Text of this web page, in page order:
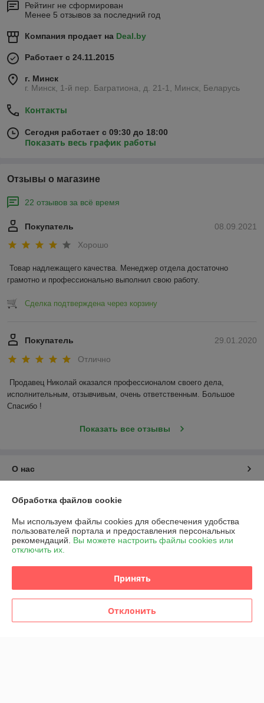
Рейтинг не сформирован
Менее 5 отзывов за последний год
Компания продает на Deal.by
Работает с 24.11.2015
г. Минск
г. Минск, 1-й пер. Багратиона, д. 21-1, Минск, Беларусь
Контакты
Сегодня работает с 09:30 до 18:00
Показать весь график работы
Отзывы о магазине
22 отзывов за всё время
08.09.2021
Покупатель
Хорошо
Товар надлежащего качества. Менеджер отдела достаточно
грамотно и профессионально выполнил свою работу.
Сделка подтверждена через корзину
29.01.2020
Покупатель
Отлично
Продавец Николай оказался профессионалом своего дела,
исполнительным, отзывчивым, очень ответственным. Большое
Спасибо !
Показать все отзывы
О нас
Контакты
Доставка и оплата
График работы
Политика обработки cookies
Обработка файлов cookie
Мы используем файлы cookies для обеспечения удобства
пользователей портала и предоставления персональных
рекомендаций. Вы можете настроить файлы cookies или
отключить их.
Принять
Отклонить